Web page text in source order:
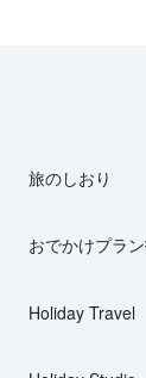
旅のしおり
おでかけプラ
Holiday Travel